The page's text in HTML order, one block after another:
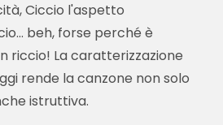
Ciccio l'aspetto
beh, forse perché è
riccio! La caratterizzazione
rende la canzone non solo
istruttiva.